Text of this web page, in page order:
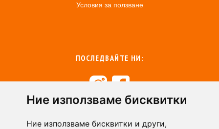
Ние използваме бисквитки
Ние използваме бисквитки и други,
Условия за ползване
ПОСЛЕДВАЙТЕ НИ:
+359 894 49 0144